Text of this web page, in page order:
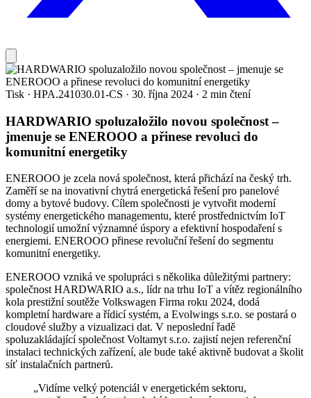
Tisk · HPA.241030.01-CS · 30. října 2024 · 2 min čtení
HARDWARIO spoluzaložilo novou společnost –
jmenuje se ENEROOO a přinese revoluci do
komunitní energetiky
ENEROOO je zcela nová společnost, která přichází na český trh.
Zaměří se na inovativní chytrá energetická řešení pro panelové
domy a bytové budovy. Cílem společnosti je vytvořit moderní
systémy energetického managementu, které prostřednictvím IoT
technologií umožní významné úspory a efektivní hospodaření s
energiemi. ENEROOO přinese revoluční řešení do segmentu
komunitní energetiky.
ENEROOO vzniká ve spolupráci s několika důležitými partnery:
společnost HARDWARIO a.s., lídr na trhu IoT a vítěz regionálního
kola prestižní soutěže Volkswagen Firma roku 2024, dodá
kompletní hardware a řídicí systém, a Evolwings s.r.o. se postará o
cloudové služby a vizualizaci dat. V neposlední řadě
spoluzakládající společnost Voltamyt s.r.o. zajistí nejen referenční
instalaci technických zařízení, ale bude také aktivně budovat a školit
síť instalačních partnerů.
„Vidíme velký potenciál v energetickém sektoru,